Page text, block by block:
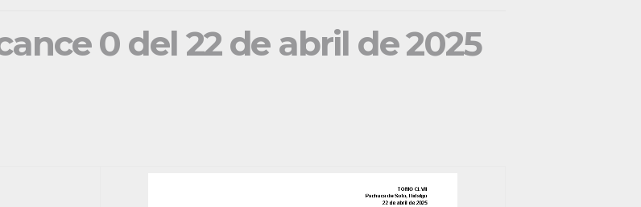
0 del 22 de abril de 2025